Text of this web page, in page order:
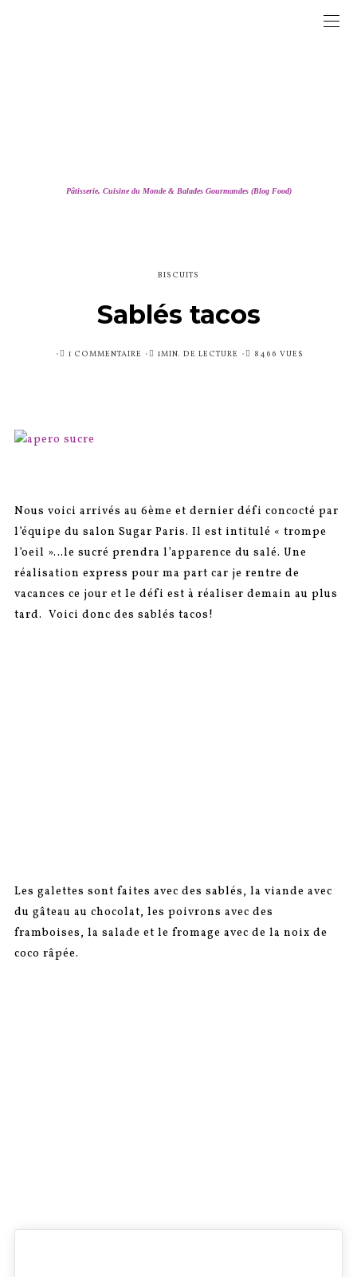
Pâtisserie, Cuisine du Monde & Balades Gourmandes (Blog Food)
BISCUITS
Sablés tacos
PUBLIÉ1 COMMENTAIRE 1MIN. DE LECTURE 8466 VUES
Nous voici arrivés au 6ème et dernier défi concocté par
l’équipe du salon Sugar Paris. Il est intitulé « trompe
l’oeil »…le sucré prendra l’apparence du salé. Une
réalisation express pour ma part car je rentre de
vacances ce jour et le défi est à réaliser demain au plus
tard. Voici donc des sablés tacos!
Les galettes sont faites avec des sablés, la viande avec
du gâteau au chocolat, les poivrons avec des
framboises, la salade et le fromage avec de la noix de
coco râpée.